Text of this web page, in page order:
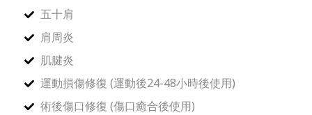
五十肩
肩周炎
肌腱炎
運動損傷修復 (運動後24-48小時後使用)
術後傷口修復 (傷口癒合後使用)